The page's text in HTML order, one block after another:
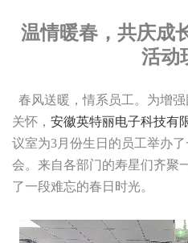
温情暖春，共庆成
活动
春风送暖，情系员工。为增
关怀， 安徽英特丽电子科技有
议室为3月份生日的员工举办
会。来自各部门的寿星们齐聚
了一段难忘的春日时光。